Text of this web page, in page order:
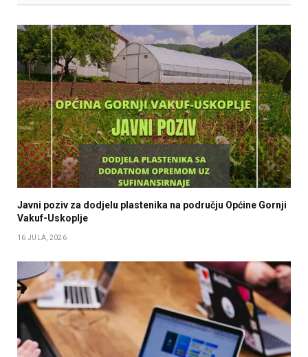
Javni poziv za dodjelu plastenika na području Općine Gornji
Vakuf-Uskoplje
16 JULA, 2026